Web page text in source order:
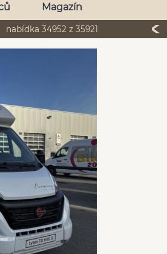
Magazín
nabídka 34952 z 35921